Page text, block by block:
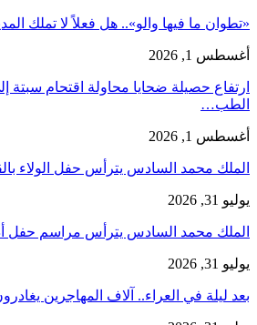
«تطوان ما فيها والو».. هل فعلاً لا تملك
أغسطس 1, 2026
الطب…
أغسطس 1, 2026
الملك محمد السادس يترأس حفل الولاء
يوليو 31, 2026
الملك محمد السادس يترأس مراسم حفل
يوليو 31, 2026
بعد ليلة في العراء.. آلاف المهاجرين